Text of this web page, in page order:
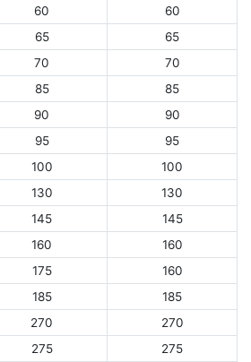
60
60
65
65
70
70
85
85
90
90
95
95
100
100
130
130
145
145
160
160
175
160
185
185
270
270
275 275